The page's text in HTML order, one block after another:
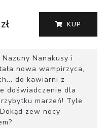
KUP
Nanakusy i
nowa wampirzyca,
do kawiarni z
doświadczenie dla
marzeń! Tyle
zew nocy